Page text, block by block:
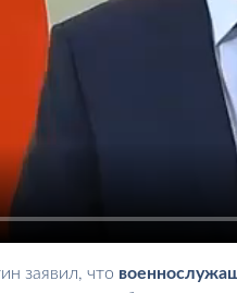
заявил, что